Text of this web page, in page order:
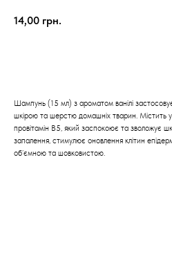
14,00 грн.
Шампунь (15 мл) з ароматом ванілі
шкірою та шерстю домашніх тварин. Містить
провітамін В5, який заспокоює та зволожує
запалення, стимулює оновлення клітин
об’ємною та шовковистою.